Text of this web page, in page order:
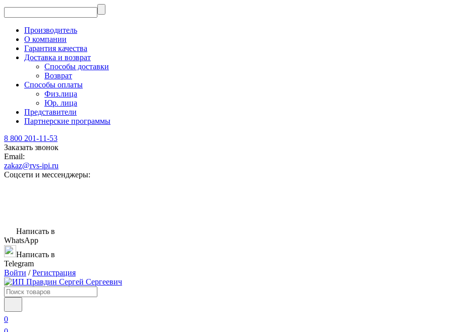
Производитель
О компании
Гарантия качества
Доставка и возврат
Способы доставки
Возврат
Способы оплаты
Физ.лица
Юр. лица
Представители
Партнерские программы
8 800 201-11-53
Заказать звонок
Email:
zakaz@rvs-ipi.ru
Соцсети и мессенджеры:
Написать в
WhatsApp
Написать в
Telegram
Войти /Регистрация
0